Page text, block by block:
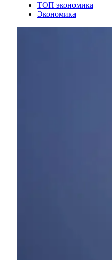
ТОП экономика
Экономика